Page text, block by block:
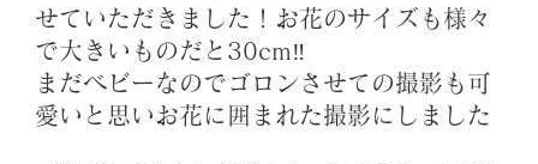
せていただきました！お花のサイズも様々
で大きいものだと30cm‼︎
まだベビーなのでゴロンさせての撮影も可
愛いと思いお花に囲まれた撮影にしました